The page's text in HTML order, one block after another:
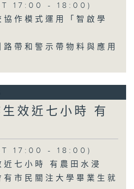
17:00 - 18:00)
作模式運用「智啟學
帶和警示帶物料與應用
效近七小時 有
17:00 - 18:00)
近七小時 有農田水浸
市民關注大學畢業生就